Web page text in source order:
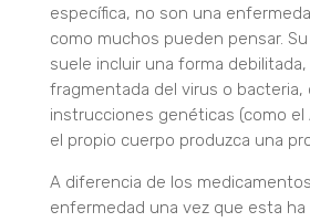
específica, no son una
como muchos pueden pensar.
suele incluir una forma
fragmentada del virus o bacteria,
instrucciones genéticas (como el
el propio cuerpo produzca una
A diferencia de los
enfermedad una vez que esta ha